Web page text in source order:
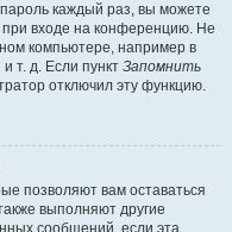
каждый раз, вы можете
при входе на конференцию. Не
компьютере, например в
т. д. Если пункт Запомнить
отключил эту функцию.
позволяют вам оставаться
выполняют другие
сообщений, если эта